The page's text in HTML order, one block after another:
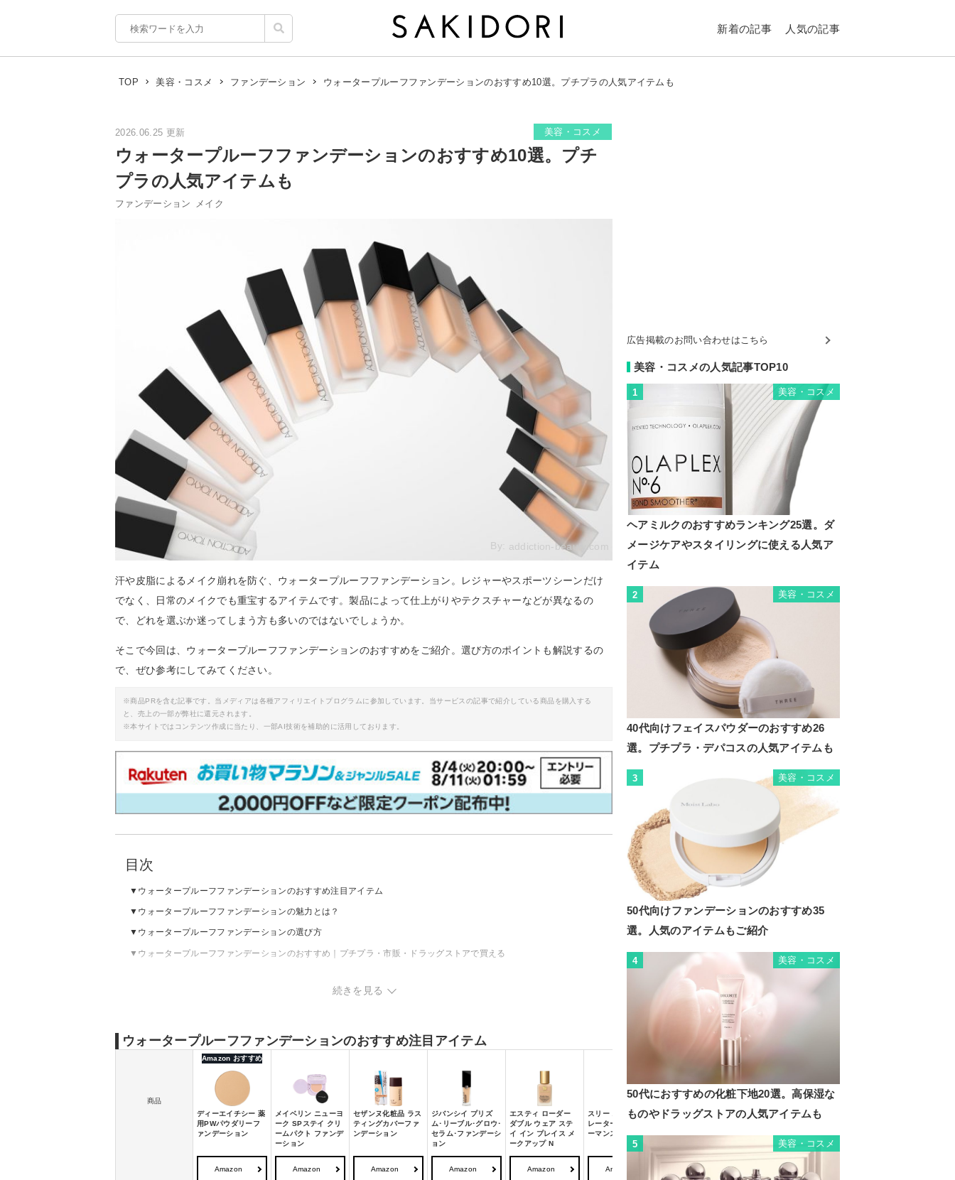
新着の記事 人気の記事
TOP 美容・コスメ ファンデーション ウォータープルーフファンデーションのおすすめ10選。プチプラの人気アイテムも
2026.06.25 更新 美容・コスメ
ウォータープルーフファンデーションのおすすめ10選。プチ
プラの人気アイテムも
ファンデーション メイク
By: addiction-beauty.com
汗や皮脂によるメイク崩れを防ぐ、ウォータープルーフファンデーション。レジャーやスポーツシーンだけ
でなく、日常のメイクでも重宝するアイテムです。製品によって仕上がりやテクスチャーなどが異なるの
で、どれを選ぶか迷ってしまう方も多いのではないでしょうか。
そこで今回は、ウォータープルーフファンデーションのおすすめをご紹介。選び方のポイントも解説するの
で、ぜひ参考にしてみてください。
※商品PRを含む記事です。当メディアは各種アフィリエイトプログラムに参加しています。当サービスの記事で紹介している商品を購入する
と、売上の一部が弊社に還元されます。
※本サイトではコンテンツ作成に当たり、一部AI技術を補助的に活用しております。
目次
ウォータープルーフファンデーションのおすすめ注目アイテム
ウォータープルーフファンデーションの魅力とは？
ウォータープルーフファンデーションの選び方
ウォータープルーフファンデーションのおすすめ｜プチプラ・市販・ドラッグストアで買える
続きを見る
ウォータープルーフファンデーションのおすすめ注目アイテム
商品
Amazon おすすめ
ディーエイチシー 薬
用PWパウダリーフ
ァンデーション
メイベリン ニューヨ
ーク SPステイ クリ
ームパクト ファンデ
ーション
セザンヌ化粧品 ラス
ティングカバーファ
ンデーション
ジバンシイ プリズ
ム･リーブル･グロウ･
セラム･ファンデーシ
ョン
エスティ ローダー
ダブル ウェア ステ
イ イン プレイス メ
ークアップ N
スリー スムースオペ
レーターハイパフォ
ーマンスクリーム
Amazon Amazon Amazon Amazon Amazon Amazon
広告掲載のお問い合わせはこちら
美容・コスメの人気記事TOP10
1 美容・コスメ
ヘアミルクのおすすめランキング25選。ダ
メージケアやスタイリングに使える人気ア
イテム
2 美容・コスメ
40代向けフェイスパウダーのおすすめ26
選。プチプラ・デパコスの人気アイテムも
3 美容・コスメ
50代向けファンデーションのおすすめ35
選。人気のアイテムもご紹介
4 美容・コスメ
50代におすすめの化粧下地20選。高保湿な
ものやドラッグストアの人気アイテムも
5 美容・コスメ